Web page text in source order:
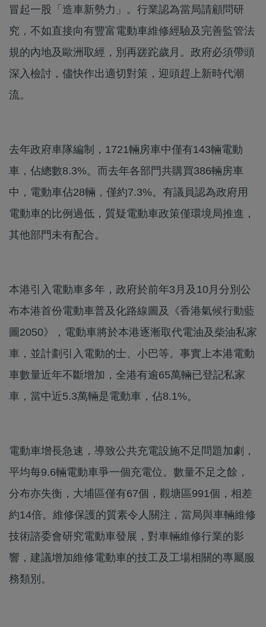
冒起一股「造車新勢力」。行業認為當局請顧問研
究，不如直接向有豐富電動車維修經驗及完善監管法
規的內地及歐洲取經，別再蹉跎歲月。政府必須帶頭
深入檢討，儘快作出適切對策，迎頭趕上新時代潮
流。
去年政府車隊編制，1721輛房車中僅有143輛電動
車，佔總數8.3%。而去年各部門共購買386輛房車
中，電動車佔28輛，僅約7.3%。有議員認為政府用
電動車的比例過低，質疑電動車政策僅環境局推進，
其他部門未有配合。
本港引入電動車多年，政府於前年3月及10月分別公
布本港首份電動車普及化路線圖及《香港氣候行動藍
圖2050》，電動車將於本港逐漸取代電油及柴油私家
車，並計劃引入電動的士、小巴等。事實上本港電動
車數量近年不斷增加，全港有逾65萬輛已登記私家
車，當中近5.3萬輛是電動車，佔8.1%。
電動車增長急速，導致公共充電設施不足問題加劇，
平均每9.6輛電動車爭一個充電位。數量不足之餘，
分布亦失衡，大埔區僅有67個，觀塘區991個，相差
約14倍。維修保護的質素令人關注，當局與車輛維修
技術諮委會研究電動車發展，對車輛維修行業的影
響，建議增加維修電動車的技工及工場相關的專屬服
務類別。